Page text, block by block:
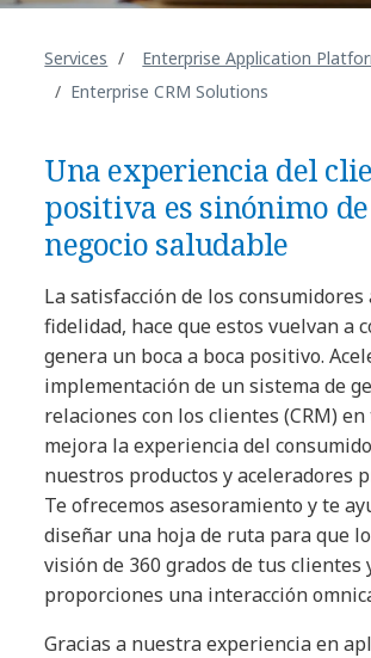
Services
Enterprise Application
Enterprise CRM Solutions
Una experiencia del
positiva es sinónimo
negocio saludable
La satisfacción de los
fidelidad, hace que estos vuelvan a
genera un boca a boca positivo.
implementación de un sistema de
relaciones con los clientes (CRM)
mejora la experiencia del
nuestros productos y aceleradores
Te ofrecemos asesoramiento y te
diseñar una hoja de ruta para que
visión de 360 grados de tus clientes
proporciones una interacción
Gracias a nuestra experiencia en